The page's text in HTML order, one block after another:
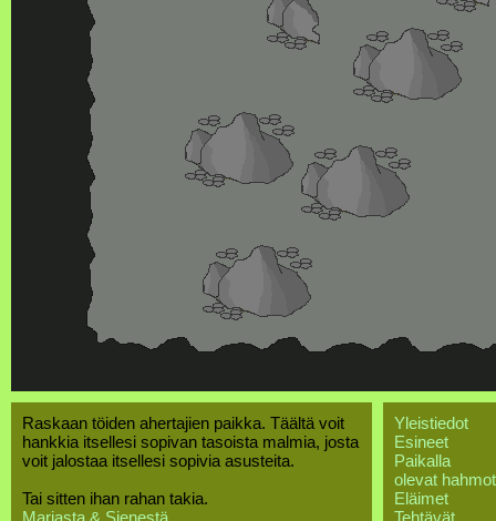
Raskaan töiden ahertajien paikka. Täältä voit
hankkia itsellesi sopivan tasoista malmia, josta
voit jalostaa itsellesi sopivia asusteita.
Tai sitten ihan rahan takia.
Marjasta & Sienestä
Yleistiedot
Esineet
Paikalla
olevat hahmot
Eläimet
Tehtävät